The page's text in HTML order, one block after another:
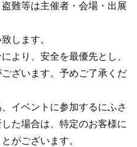
難等は主催者・会場・出展
します。
より、安全を最優先とし、
ざいます。予めご了承くだ
イベントに参加するにふさ
た場合は、特定のお客様に
がございます。